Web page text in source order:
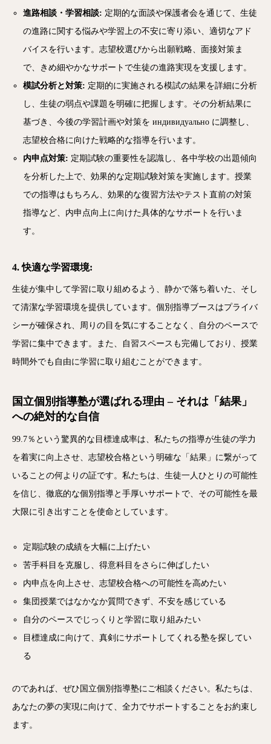
進路相談・学習相談: 定期的な面談や保護者会を通じて、生徒
の進路に関する悩みや学習上の不安に寄り添い、適切なアド
バイスを行います。志望校選びから出願戦略、面接対策ま
で、きめ細やかなサポートで生徒の進路実現を支援します。
模試分析と対策: 定期的に実施される模試の結果を詳細に分析
し、生徒の弱点や課題を明確に把握します。その分析結果に
基づき、今後の学習計画や対策を индивидуально に調整し、
志望校合格に向けた戦略的な指導を行います。
内申点対策: 定期試験の重要性を認識し、各中学校の出題傾向
を分析した上で、効果的な定期試験対策を実施します。授業
での指導はもちろん、効果的な復習方法やテスト直前の対策
指導など、内申点向上に向けた具体的なサポートを行いま
す。
4. 快適な学習環境:
生徒が集中して学習に取り組めるよう、静かで落ち着いた、そし
て清潔な学習環境を提供しています。個別指導ブースはプライバ
シーが確保され、周りの目を気にすることなく、自分のペースで
学習に集中できます。また、自習スペースも完備しており、授業
時間外でも自由に学習に取り組むことができます。
国立個別指導塾が選ばれる理由 – それは「結果」
への絶対的な自信
99.7％という驚異的な目標達成率は、私たちの指導が生徒の学力
を着実に向上させ、志望校合格という明確な「結果」に繋がって
いることの何よりの証です。私たちは、生徒一人ひとりの可能性
を信じ、徹底的な個別指導と手厚いサポートで、その可能性を最
大限に引き出すことを使命としています。
定期試験の成績を大幅に上げたい
苦手科目を克服し、得意科目をさらに伸ばしたい
内申点を向上させ、志望校合格への可能性を高めたい
集団授業ではなかなか質問できず、不安を感じている
自分のペースでじっくりと学習に取り組みたい
目標達成に向けて、真剣にサポートしてくれる塾を探してい
る
のであれば、ぜひ国立個別指導塾にご相談ください。私たちは、
あなたの夢の実現に向けて、全力でサポートすることをお約束し
ます。